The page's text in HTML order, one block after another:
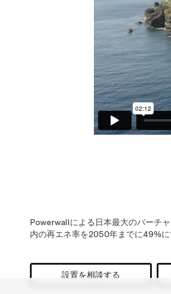
Powerwallによる日本最大のバーチ
内の再エネ率を2050年までに49%に
設置を相談する